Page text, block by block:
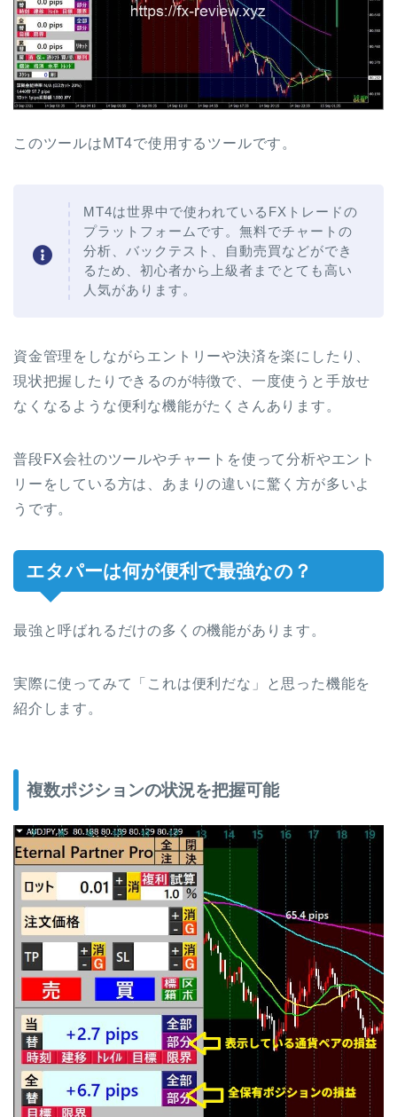
このツールはMT4で使用するツールです。
MT4は世界中で使われているFXトレードの
プラットフォームです。無料でチャートの
分析、バックテスト、自動売買などができ
るため、初心者から上級者までとても高い
人気があります。
資金管理をしながらエントリーや決済を楽にしたり、
現状把握したりできるのが特徴で、一度使うと手放せ
なくなるような便利な機能がたくさんあります。
普段FX会社のツールやチャートを使って分析やエント
リーをしている方は、あまりの違いに驚く方が多いよ
うです。
エタパーは何が便利で最強なの？
最強と呼ばれるだけの多くの機能があります。
実際に使ってみて「これは便利だな」と思った機能を
紹介します。
複数ポジションの状況を把握可能